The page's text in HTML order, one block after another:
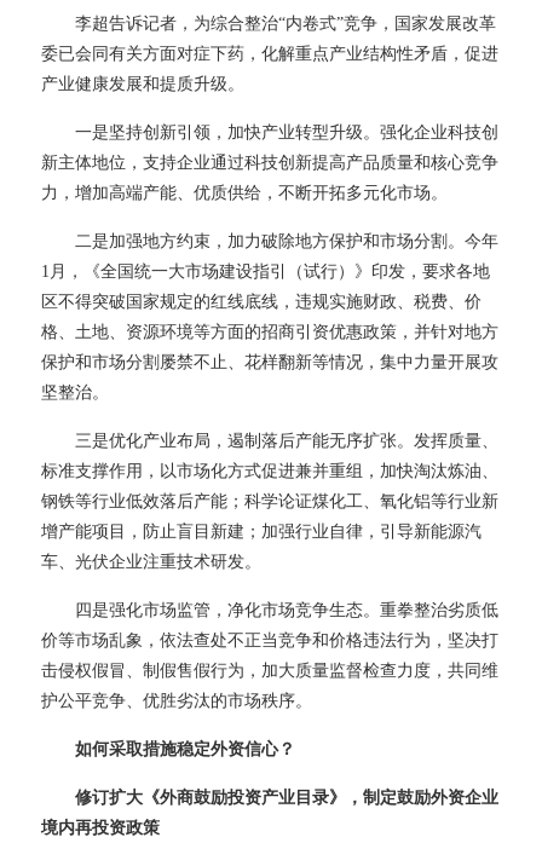
李超告诉记者，为综合整治“内卷式”竞争，国家发展改革
委已会同有关方面对症下药，化解重点产业结构性矛盾，促进
产业健康发展和提质升级。
一是坚持创新引领，加快产业转型升级。强化企业科技创
新主体地位，支持企业通过科技创新提高产品质量和核心竞争
力，增加高端产能、优质供给，不断开拓多元化市场。
二是加强地方约束，加力破除地方保护和市场分割。今年
1月，《全国统一大市场建设指引（试行）》印发，要求各地
区不得突破国家规定的红线底线，违规实施财政、税费、价
格、土地、资源环境等方面的招商引资优惠政策，并针对地方
保护和市场分割屡禁不止、花样翻新等情况，集中力量开展攻
坚整治。
三是优化产业布局，遏制落后产能无序扩张。发挥质量、
标准支撑作用，以市场化方式促进兼并重组，加快淘汰炼油、
钢铁等行业低效落后产能；科学论证煤化工、氧化铝等行业新
增产能项目，防止盲目新建；加强行业自律，引导新能源汽
车、光伏企业注重技术研发。
四是强化市场监管，净化市场竞争生态。重拳整治劣质低
价等市场乱象，依法查处不正当竞争和价格违法行为，坚决打
击侵权假冒、制假售假行为，加大质量监督检查力度，共同维
护公平竞争、优胜劣汰的市场秩序。
如何采取措施稳定外资信心？
修订扩大《外商鼓励投资产业目录》，制定鼓励外资企业
境内再投资政策